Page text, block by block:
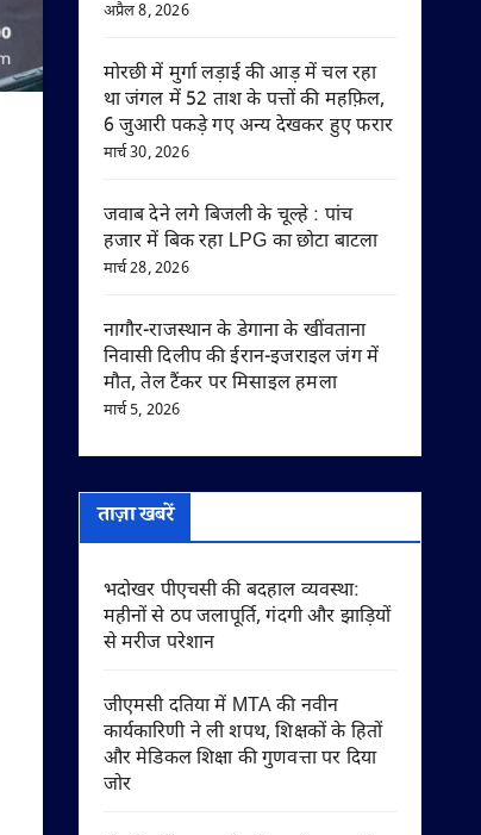
अप्रैल 8, 2026
मोरछी में मुर्गा लड़ाई की आड़ में चल रहा
था जंगल में 52 ताश के पत्तों की महफ़िल,
6 जुआरी पकड़े गए अन्य देखकर हुए फरार
मार्च 30, 2026
जवाब देने लगे बिजली के चूल्हे : पांच
हजार में बिक रहा LPG का छोटा बाटला
मार्च 28, 2026
नागौर-राजस्थान के डेगाना के खींवताना
निवासी दिलीप की ईरान-इजराइल जंग में
मौत, तेल टैंकर पर मिसाइल हमला
मार्च 5, 2026
ताज़ा खबरें
भदोखर पीएचसी की बदहाल व्यवस्था:
महीनों से ठप जलापूर्ति, गंदगी और झाड़ियों
से मरीज परेशान
जीएमसी दतिया में MTA की नवीन
कार्यकारिणी ने ली शपथ, शिक्षकों के हितों
और मेडिकल शिक्षा की गुणवत्ता पर दिया
जोर